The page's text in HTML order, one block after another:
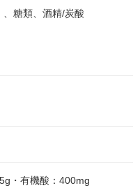
糖類、酒精/炭酸
・有機酸：400mg